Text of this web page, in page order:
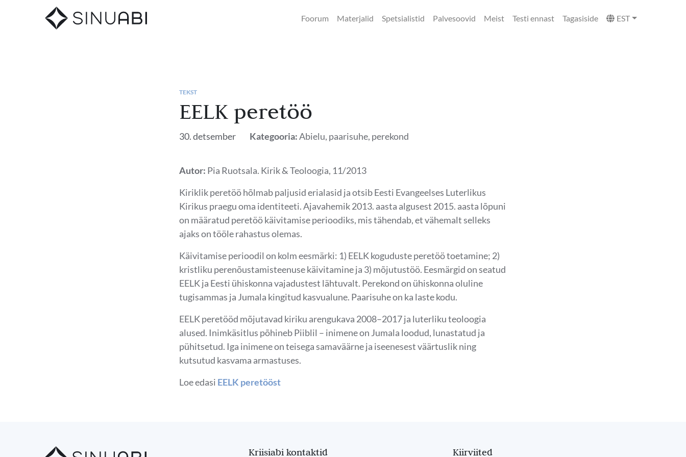
Foorum Materjalid Spetsialistid Palvesoovid Meist Testi ennast Tagasiside EST
TEKST
EELK peretöö
30. detsember Kategooria:Abielu, paarisuhe, perekond
Autor: Pia Ruotsala. Kirik & Teoloogia, 11/2013
Kiriklik peretöö hõlmab paljusid erialasid ja otsib Eesti Evangeelses Luterlikus
Kirikus praegu oma identiteeti. Ajavahemik 2013. aasta algusest 2015. aasta lõpuni
on määratud peretöö käivitamise perioodiks, mis tähendab, et vähemalt selleks
ajaks on tööle rahastus olemas.
Käivitamise perioodil on kolm eesmärki: 1) EELK koguduste peretöö toetamine; 2)
kristliku perenõustamisteenuse käivitamine ja 3) mõjutustöö. Eesmärgid on seatud
EELK ja Eesti ühiskonna vajadustest lähtuvalt. Perekond on ühiskonna oluline
tugisammas ja Jumala kingitud kasvualune. Paarisuhe on ka laste kodu.
EELK peretööd mõjutavad kiriku arengukava 2008–2017 ja luterliku teoloogia
alused. Inimkäsitlus põhineb Piiblil – inimene on Jumala loodud, lunastatud ja
pühitsetud. Iga inimene on teisega samaväärne ja iseenesest väärtuslik ning
kutsutud kasvama armastuses.
Loe edasi EELK peretööst
Kriisiabi kontaktid Kiirviited